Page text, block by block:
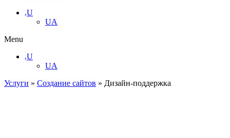
ᵣU
UA
Menu
ᵣU
UA
Услуги » Создание сайтов » Дизайн-поддержка